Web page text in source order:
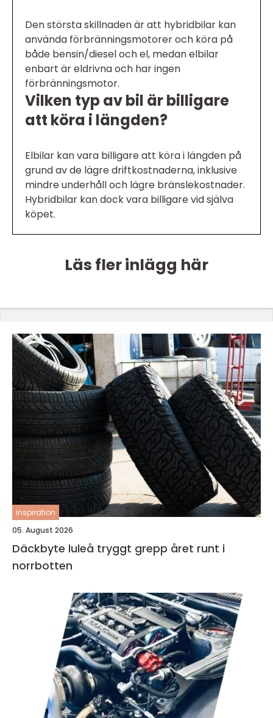
Den största skillnaden är att hybridbilar kan
använda förbränningsmotorer och köra på
både bensin/diesel och el, medan elbilar
enbart är eldrivna och har ingen
förbränningsmotor.
Vilken typ av bil är billigare
att köra i längden?
Elbilar kan vara billigare att köra i längden på
grund av de lägre driftkostnaderna, inklusive
mindre underhåll och lägre bränslekostnader.
Hybridbilar kan dock vara billigare vid själva
köpet.
Läs fler inlägg här
inspiration
05. August 2026
Däckbyte luleå tryggt grepp året runt i
norrbotten